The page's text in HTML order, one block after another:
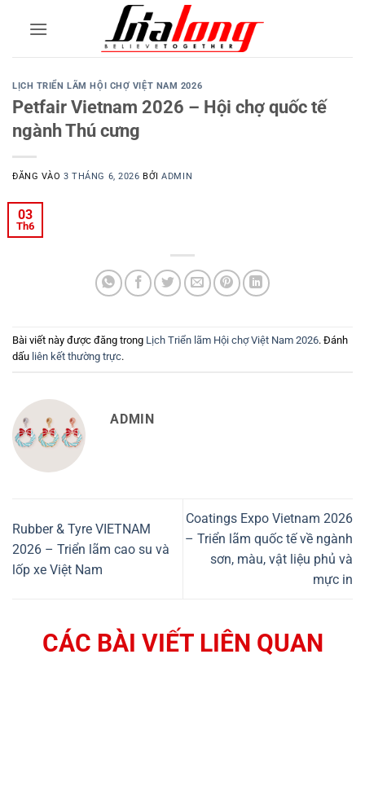
LỊCH TRIỂN LÃM HỘI CHỢ VIỆT NAM 2026
Petfair Vietnam 2026 – Hội chợ quốc tế
ngành Thú cưng
ĐĂNG VÀO3 THÁNG 6, 2026 BỞIADMIN
03
Th6
Bài viết này được đăng trong Lịch Triển lãm Hội chợ Việt Nam 2026. Đánh
dấu liên kết thường trực.
ADMIN
Rubber & Tyre VIETNAM
2026 – Triển lãm cao su và
lốp xe Việt Nam
Coatings Expo Vietnam 2026
– Triển lãm quốc tế về ngành
sơn, màu, vật liệu phủ và
mực in
CÁC BÀI VIẾT LIÊN QUAN